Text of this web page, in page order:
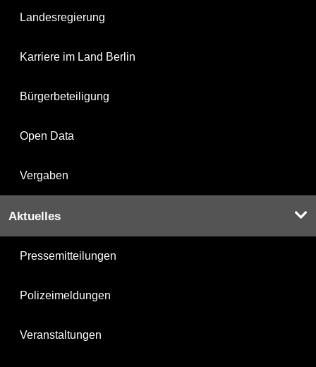
Landesregierung
Karriere im Land Berlin
Bürgerbeteiligung
Open Data
Vergaben
Aktuelles
Pressemitteilungen
Polizeimeldungen
Veranstaltungen